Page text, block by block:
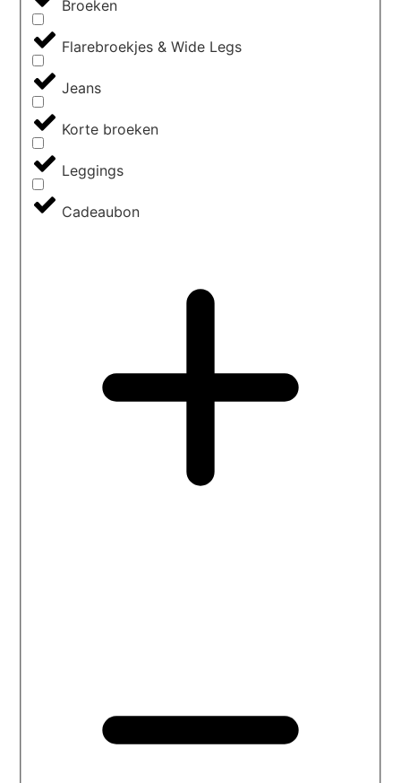
Broeken
Flarebroekjes & Wide Legs
Jeans
Korte broeken
Leggings
Cadeaubon